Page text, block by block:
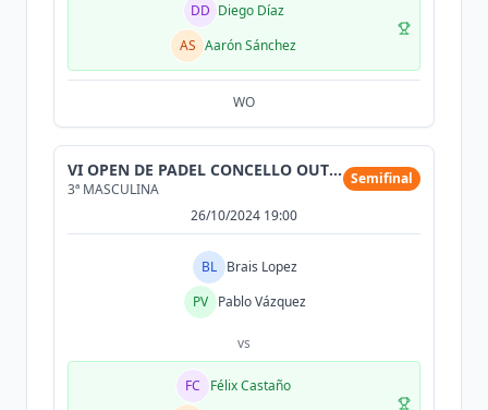
DD Diego Díaz
AS Aarón Sánchez
WO
VI OPEN DE PADEL CONCELLO OUTEIRO DE REI
3ª MASCULINA
Semifinal
26/10/2024 19:00
BL
Brais Lopez
PV
Pablo Vázquez
vs
FC
Félix Castaño